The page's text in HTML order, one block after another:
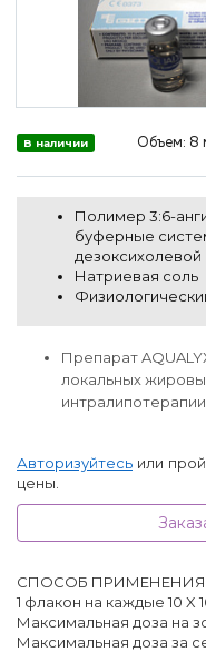
В наличии Объем: 8
Полимер 3:6-
буферные
дезоксихолевой
Натриевая соль
Препарат
локальных
интралипотерапии
Авторизуйтесь или
цены.
СПОСОБ
1 флакон на каждые 10 X
Максимальная доза на
Максимальная доза за